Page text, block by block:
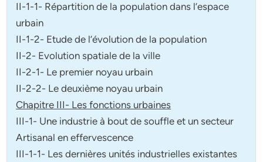
II-1-1- Répartition de la population dans l’espace
urbain
II-1-2- Etude de l’évolution de la population
II-2- Evolution spatiale de la ville
II-2-1- Le premier noyau urbain
II-2-2- Le deuxième noyau urbain
Chapitre III- Les fonctions urbaines
III-1- Une industrie à bout de souffle et un secteur
Artisanal en effervescence
III-1-1- Les dernières unités industrielles existantes